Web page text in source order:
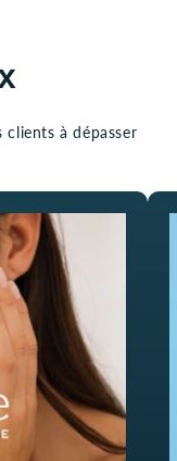
clients à dépasser